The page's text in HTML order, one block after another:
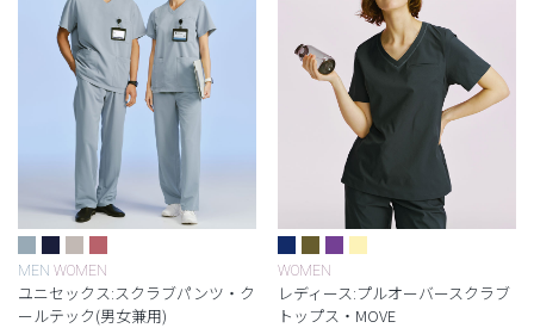
MEN WOMEN
ユニセックス:スクラブパンツ・ク
ールテック(男女兼用)
WOMEN
レディース:プルオーバースクラブ
トップス・MOVE